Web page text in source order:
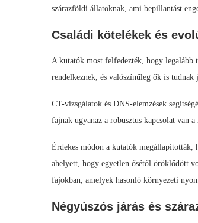
szárazföldi állatoknak, ami bepillantást
Családi kötelékek és
A kutatók most felfedezték, hogy legalább
rendelkeznek, és valószínűleg ők is tudnak
CT-vizsgálatok és DNS-elemzések
fajnak ugyanaz a robusztus kapcsolat van
Érdekes módon a kutatók megállapították,
ahelyett, hogy egyetlen ősétől öröklődött
fajokban, amelyek hasonló környezeti
Négyúszós járás és